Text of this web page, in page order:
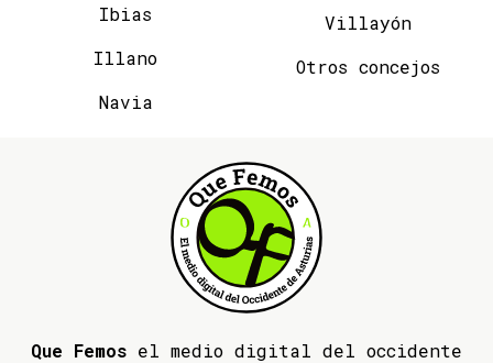
Ibias
Illano
Navia
Villayón
Otros concejos
Que Femos el medio digital del occidente